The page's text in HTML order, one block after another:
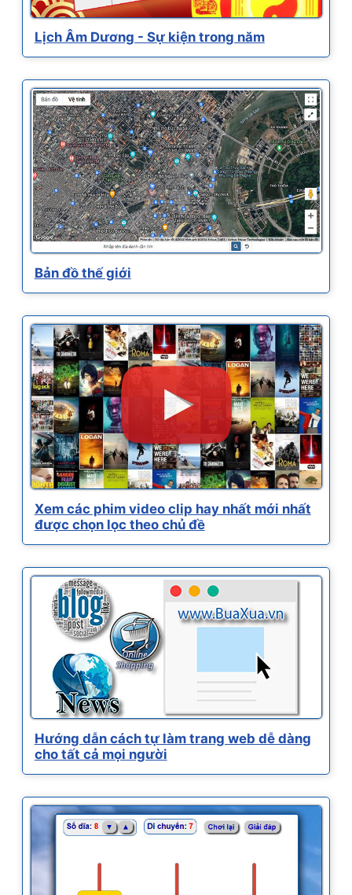
Lịch Âm Dương - Sự kiện trong năm
Bản đồ thế giới
Xem các phim video clip hay nhất mới nhất
được chọn lọc theo chủ đề
Hướng dẫn cách tự làm trang web dễ dàng
cho tất cả mọi người